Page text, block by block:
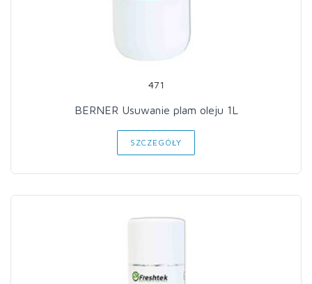
471
BERNER Usuwanie plam oleju 1L
SZCZEGÓŁY